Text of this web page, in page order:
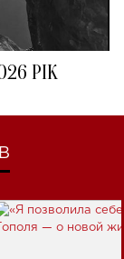
РІК